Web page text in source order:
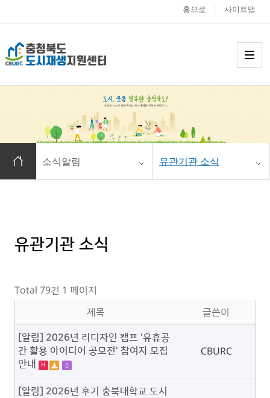
충청북도 도시재
홈으로 사이트맵
홈으로 이동
소식알림 유관기관 소식
유관기관 소식
Total 79건 1 페이지
제목
글쓴이
[알림] 2026년 리디자인 캠프 '유휴공
간 활용 아이디어 공모전' 참여자 모집
안내
H
CBURC
[알림] 2026년 후기 충북대학교 도시